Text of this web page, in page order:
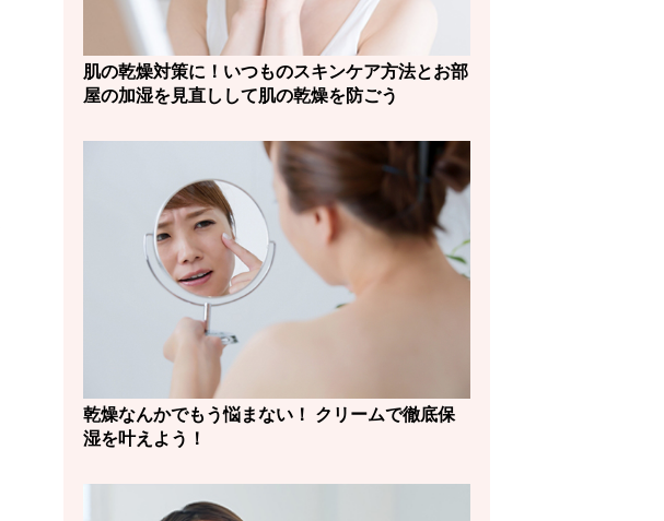
肌の乾燥対策に！いつものスキンケア方法とお部
屋の加湿を見直しして肌の乾燥を防ごう
乾燥なんかでもう悩まない！ クリームで徹底保
湿を叶えよう！